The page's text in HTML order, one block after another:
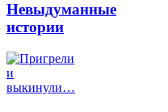
Невыдуманные
истории